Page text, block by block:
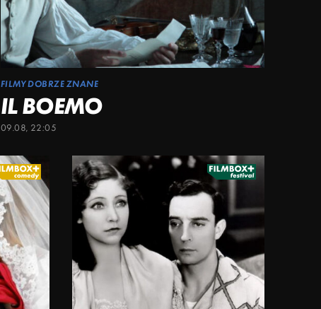
FILMY DOBRZE ZNANE
IL BOEMO
09.08, 22:05